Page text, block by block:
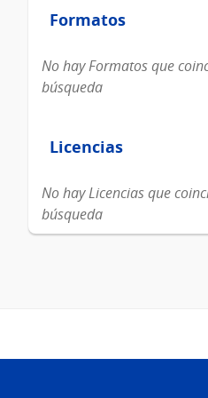
Formatos
Formatos
No hay Formatos que
búsqueda
Licencias
Licencias
No hay Licencias que
búsqueda